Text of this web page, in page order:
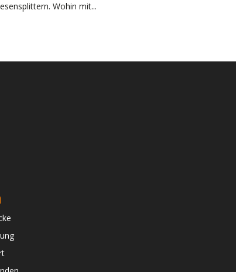
Wohin mit...